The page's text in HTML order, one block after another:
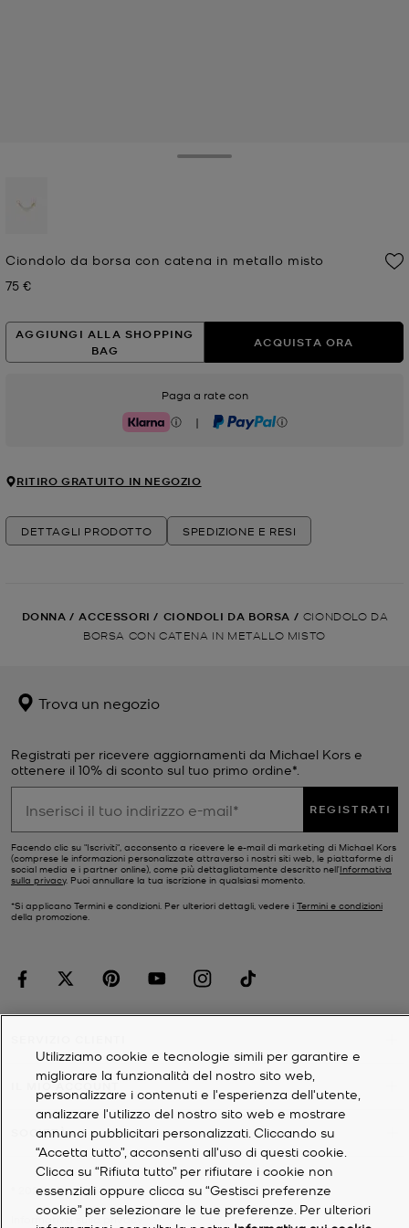
Ciondolo da borsa con catena in metallo misto
Prezzo attuale
75 €
AGGIUNGI ALLA SHOPPING
BAG
ACQUISTA ORA
Paga a rate con
Klarna | PayPal
RITIRO GRATUITO IN NEGOZIO
DETTAGLI PRODOTTO SPEDIZIONE E RESI
DONNA / ACCESSORI / CIONDOLI DA BORSA / CIONDOLO DA
BORSA CON CATENA IN METALLO MISTO
Trova un negozio
Registrati per ricevere aggiornamenti da Michael Kors e
ottenere il 10% di sconto sul tuo primo ordine*.
REGISTRATI
Facendo clic su "Iscriviti", acconsento a ricevere le e-mail di marketing di Michael Kors
(comprese le informazioni personalizzate attraverso i nostri siti web, le piattaforme di
social media e i partner online), come più dettagliatamente descritto nell’Informativa
sulla privacy. Puoi annullare la tua iscrizione in qualsiasi momento.
*Si applicano Termini e condizioni. Per ulteriori dettagli, vedere i Termini e condizioni
della promozione.
IL MIO ACCOUNT
SOCIETÀ
2026Michael Kors
Informativa sulla privacy
Utilizziamo cookie e tecnologie simili per garantire e
migliorare la funzionalità del nostro sito web,
personalizzare i contenuti e l'esperienza dell'utente,
analizzare l'utilizzo del nostro sito web e mostrare
annunci pubblicitari personalizzati. Cliccando su
“Accetta tutto”, acconsenti all'uso di questi cookie.
Clicca su “Rifiuta tutto” per rifiutare i cookie non
essenziali oppure clicca su “Gestisci preferenze
cookie” per selezionare le tue preferenze. Per ulteriori